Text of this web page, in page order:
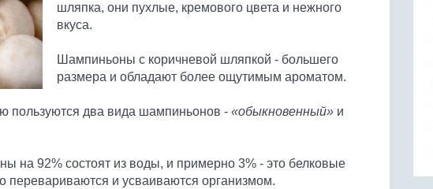
шляпка, они пухлые, кремового цвета и нежного
вкуса.
Шампиньоны с коричневой шляпкой - большего
размера и обладают более ощутимым ароматом.
пользуются два вида шампиньонов - «обыкновенный» и
на 92% состоят из воды, и примерно 3% - это белковые
перевариваются и усваиваются организмом.